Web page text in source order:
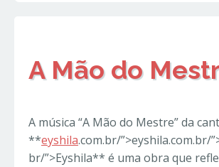
A Mão do
A música “A Mão do Mestre” da
**eyshila.com.br/”>eyshila.com.br/
br/”>Eyshila** é uma obra que